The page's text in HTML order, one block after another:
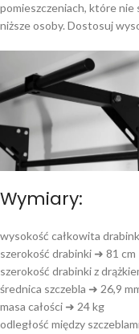
pomieszczeniach, które nie
niższe osoby. Dostosuj
Wymiary:
wysokość całkowita
szerokość drabinki ➜ 81 cm
szerokość drabinki z
średnica szczebla ➜ 26,9
masa całości ➜ 24 kg
odległość między